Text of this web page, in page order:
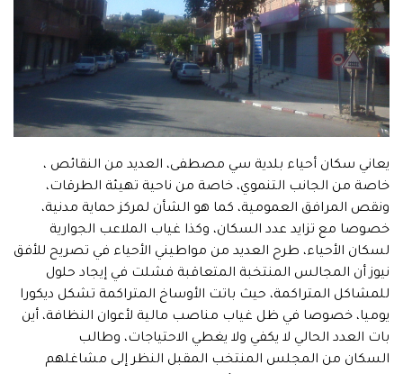
يعاني سكان أحياء بلدية سي مصطفى، العديد من النقائص ،
خاصة من الجانب التنموي، خاصة من ناحية تهيئة الطرقات،
ونقص المرافق العمومية، كما هو الشأن لمركز حماية مدنية،
خصوصا مع تزايد عدد السكان، وكذا غياب الملاعب الجوارية
لسكان الأحياء، طرح العديد من مواطيني الأحياء في تصريح للأفق
نيوز أن المجالس المنتخبة المتعاقبة فشلت في إيجاد حلول
للمشاكل المتراكمة، حيث باتت الأوساخ المتراكمة تشكل ديكورا
يوميا، خصوصا في ظل غياب مناصب مالية لأعوان النظافة، أين
بات العدد الحالي لا يكفي ولا يغطي الاحتياجات، وطالب
السكان من المجلس المنتخب المقبل النظر إلى مشاغلهم